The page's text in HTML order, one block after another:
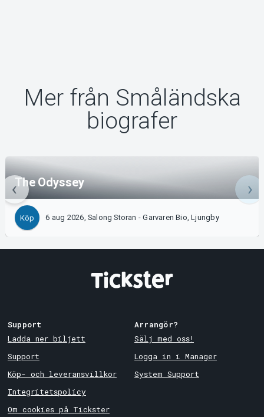
Mer från Småländska
biografer
The Odyssey
Köp 6 aug 2026, Salong Storan - Garvaren Bio, Ljungby
Support
Ladda ner biljett
Support
Köp- och leveransvillkor
Integritetspolicy
Om cookies på Tickster
Arrangör?
Sälj med oss!
Logga in i Manager
System Support